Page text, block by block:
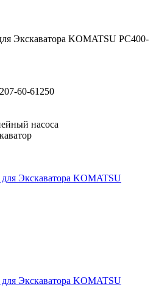
Экскаватора KOMATSU PC400-
207-60-61250
насоса